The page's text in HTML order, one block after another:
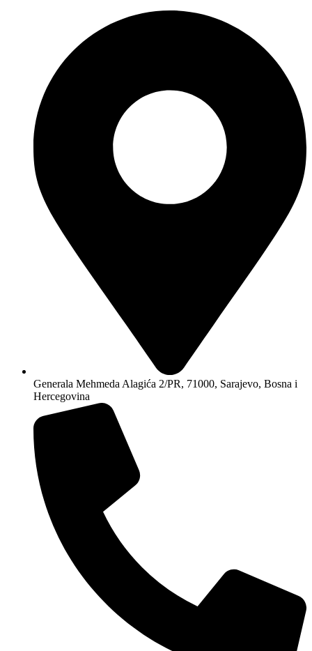
Generala Mehmeda Alagića 2/PR, 71000, Sarajevo, Bosna i
Hercegovina